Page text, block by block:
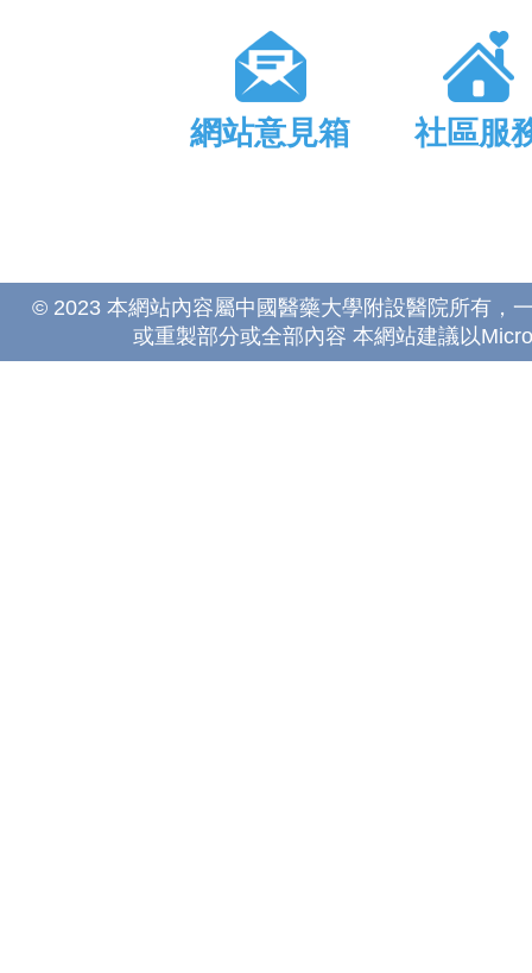
網站意見箱 社區服
© 2023 本網站內容屬中國醫藥大學附設醫院所有，
或重製部分或全部內容 本網站建議以